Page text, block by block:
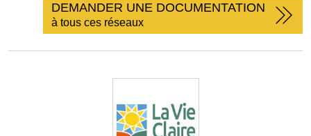
DEMANDER UNE DOCUMENTATION
à tous ces réseaux